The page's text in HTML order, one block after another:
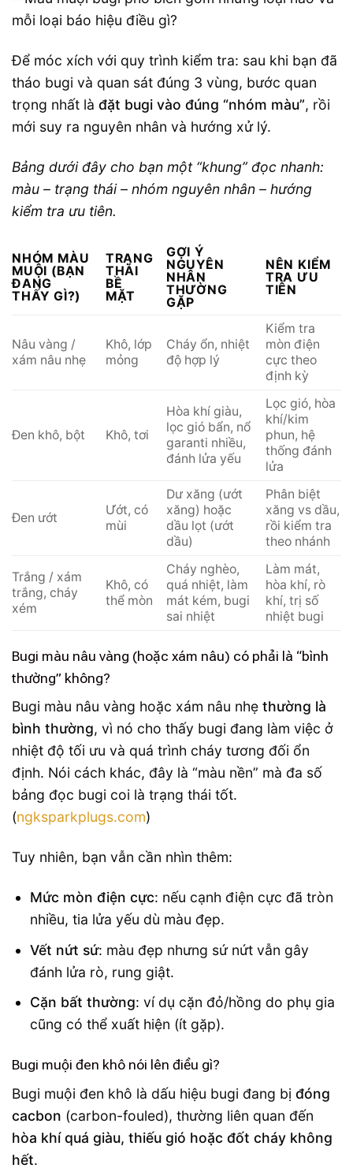
Để móc xích với quy trình kiểm tra: sau khi bạn đã
tháo bugi và quan sát đúng 3 vùng, bước quan
trọng nhất là đặt bugi vào đúng “nhóm màu”, rồi
mới suy ra nguyên nhân và hướng xử lý.
Bảng dưới đây cho bạn một “khung” đọc nhanh:
màu – trạng thái – nhóm nguyên nhân – hướng
kiểm tra ưu tiên.
NHÓM MÀU
MUỘI (BẠN
ĐANG
THẤY GÌ?)
TRẠNG
THÁI
BỀ
MẶT
GỢI Ý
NGUYÊN
NHÂN
THƯỜNG
GẶP
NÊN KIỂM
TRA ƯU
TIÊN
Nâu vàng /
xám nâu nhẹ
Khô, lớp
mỏng
Cháy ổn, nhiệt
độ hợp lý
Kiểm tra
mòn điện
cực theo
định kỳ
Đen khô, bột Khô, tơi
Hòa khí giàu,
lọc gió bẩn, nổ
garanti nhiều,
đánh lửa yếu
Lọc gió, hòa
khí/kim
phun, hệ
thống đánh
lửa
Đen ướt
Ướt, có
mùi
Dư xăng (ướt
xăng) hoặc
dầu lọt (ướt
dầu)
Phân biệt
xăng vs dầu,
rồi kiểm tra
theo nhánh
Trắng / xám
trắng, cháy
xém
Khô, có
thể mòn
Cháy nghèo,
quá nhiệt, làm
mát kém, bugi
sai nhiệt
Làm mát,
hòa khí, rò
khí, trị số
nhiệt bugi
Bugi màu nâu vàng (hoặc xám nâu) có phải là “bình
thường” không?
Bugi màu nâu vàng hoặc xám nâu nhẹ thường là
bình thường, vì nó cho thấy bugi đang làm việc ở
nhiệt độ tối ưu và quá trình cháy tương đối ổn
định. Nói cách khác, đây là “màu nền” mà đa số
bảng đọc bugi coi là trạng thái tốt.
(ngksparkplugs.com)
Tuy nhiên, bạn vẫn cần nhìn thêm:
Mức mòn điện cực: nếu cạnh điện cực đã tròn
nhiều, tia lửa yếu dù màu đẹp.
Vết nứt sứ: màu đẹp nhưng sứ nứt vẫn gây
đánh lửa rò, rung giật.
Cặn bất thường: ví dụ cặn đỏ/hồng do phụ gia
cũng có thể xuất hiện (ít gặp).
Bugi muội đen khô nói lên điều gì?
Bugi muội đen khô là dấu hiệu bugi đang bị đóng
cacbon (carbon-fouled), thường liên quan đến
hòa khí quá giàu, thiếu gió hoặc đốt cháy không
hết.